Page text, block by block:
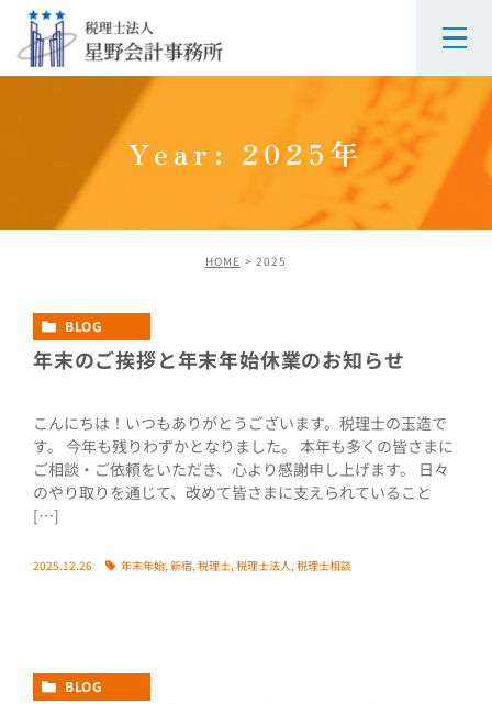
Year: 2025年
HOME 2025
BLOG
年末のご挨拶と年末年始休業のお知らせ
こんにちは！いつもありがとうございます。税理士の玉造で
す。 今年も残りわずかとなりました。 本年も多くの皆さまに
ご相談・ご依頼をいただき、心より感謝申し上げます。 日々
のやり取りを通じて、改めて皆さまに支えられていること
[…]
2025.12.26 年末年始,新宿,税理士,税理士法人,税理士相談
BLOG